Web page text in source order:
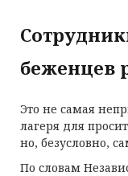
беженцев
Это не самая
лагеря для
но, безусловно,
По словам